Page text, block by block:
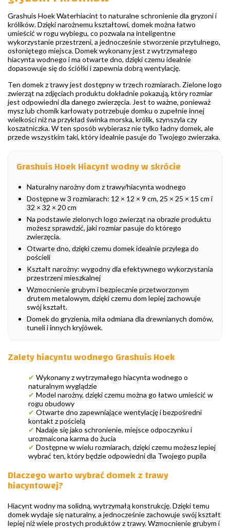
Grashuis Hoek Waterhiacint to naturalne schronienie dla gryzoni i
królików. Dzięki narożnemu kształtowi, domek można łatwo
umieścić w rogu wybiegu, co pozwala na inteligentne
wykorzystanie przestrzeni, a jednocześnie stworzenie przytulnego,
osłoniętego miejsca. Domek wykonany jest z wytrzymałego
hiacynta wodnego i ma otwarte dno, dzięki czemu idealnie
dopasowuje się do ściółki i zapewnia dobrą wentylację.
Ten domek z trawy jest dostępny w trzech rozmiarach. Zielone logo
zwierząt na zdjęciach produktu dokładnie pokazują, który rozmiar
jest odpowiedni dla danego zwierzęcia. Jest to ważne, ponieważ
mysz lub chomik karłowaty potrzebuje domku o zupełnie innej
wielkości niż na przykład świnka morska, królik, szynszyla czy
koszatniczka. W ten sposób wybierasz nie tylko ładny domek, ale
przede wszystkim taki, który idealnie pasuje do Twojego zwierzaka.
Grashuis Hoek Hiacynt wodny w skrócie
Naturalny narożny dom z trawy/hiacynta wodnego
Dostępne w 3 rozmiarach: 12 × 12 × 9 cm, 25 × 25 × 15 cm i
32 × 32 × 20 cm
Na podstawie zielonych logo zwierząt na obrazie produktu
możesz sprawdzić, jaki rozmiar pasuje do którego
zwierzęcia.
Otwarte dno, dzięki czemu domek idealnie przylega do
pościeli
Kształt narożny: wygodny dla efektywnego wykorzystania
przestrzeni mieszkalnej
Wzmocnienie grubym i bezpiecznie przetworzonym
drutem metalowym, dzięki czemu dom lepiej zachowuje
swój kształt.
Domek do gryzienia, miła odmiana dla drewnianych domów,
tuneli i innych kryjówek.
Zalety hiacyntu wodnego Grashuis Hoek
✔ Wykonany z wytrzymałego hiacynta wodnego o
naturalnym wyglądzie
✔ Model narożny, dzięki czemu można go łatwo umieścić w
rogu obudowy
✔ Otwarte dno zapewniające wentylację i bezpośredni
kontakt z pościelą
✔ Nadaje się jako schronienie, miejsce odpoczynku i
urozmaicona karma do żucia
✔ Dostępne w wielu rozmiarach, dzięki czemu możesz lepiej
wybrać ten, który będzie odpowiedni dla Twojego pupila
Dlaczego warto wybrać domek z trawy
hiacyntowej?
Hiacynt wodny ma solidną, wytrzymałą konstrukcję. Dzięki temu
domek wydaje się naturalny, a jednocześnie zachowuje swój kształt
lepiej niż wiele prostych produktów z trawy. Wzmocnienie grubym i